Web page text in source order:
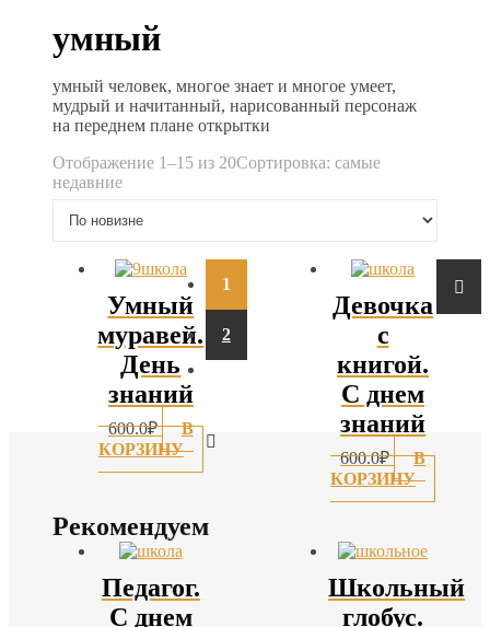
умный
умный человек, многое знает и многое умеет,
мудрый и начитанный, нарисованный персонаж
на переднем плане открытки
Отображение 1–15 из 20Сортировка: самые
недавние
Умный
муравей.
День
знаний
600.0₽
В
КОРЗИНУ
Девочка
с
книгой.
С днем
знаний
600.0₽
В
КОРЗИНУ
Педагог.
С днем
Школьный
глобус.
1
2
Рекомендуем